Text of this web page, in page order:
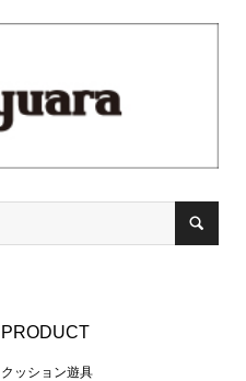
PRODUCT
クッション遊具